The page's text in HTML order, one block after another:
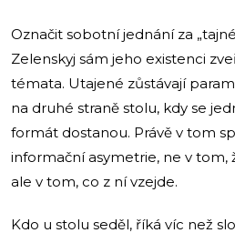
Označit sobotní jednání za
Zelenskyj sám jeho existenci
témata. Utajené zůstávají
na druhé straně stolu, kdy se
formát dostanou. Právě v tom
informační asymetrie, ne v tom,
ale v tom, co z ní vzejde.
Kdo u stolu seděl, říká víc než